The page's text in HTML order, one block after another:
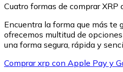
Cuatro formas de comprar XRP
Encuentra la forma que más te
ofrecemos multitud de
una forma segura, rápida y
Comprar xrp con Apple Pay y